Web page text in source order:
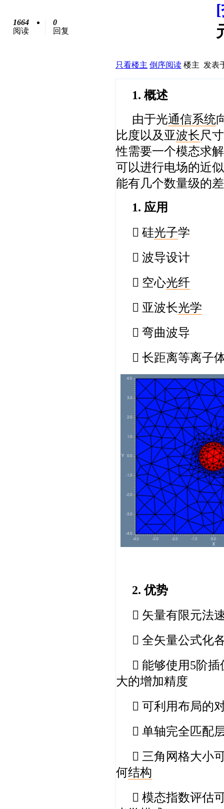
1664
阅读
0
回复
只看楼主 倒序阅读 楼主 发表
1. 概述
由于光通信系统
比度以及亚波长尺
性需要一个模态求
可以进行电场的近
能有几个数量级的
1. 应
 硅光子学
 波导设计
 空心光纤
 亚波长光学
 弯曲波导
 长距离等离子
2. 优势
 矢量有限元法
 全矢量公式化
 能够使用5阶
大的增加精度
 可利用布局的
 单轴完全匹配
 三角网格大小
何结构
 模态指数评估